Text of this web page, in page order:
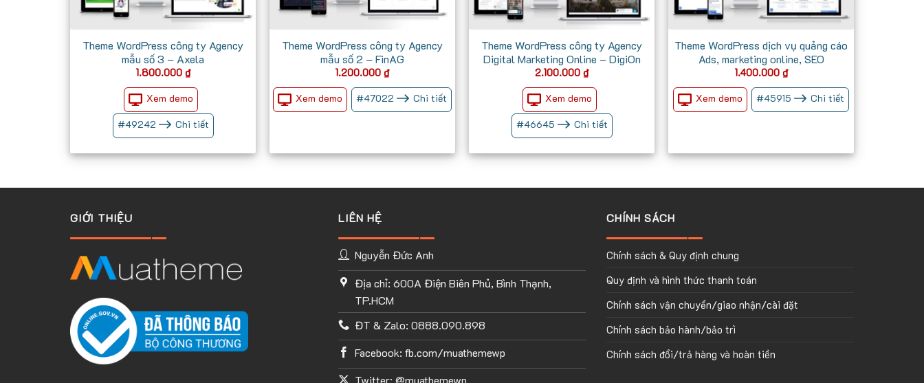
Theme WordPress công ty Agency
mẫu số 3 – Axela
1.800.000 ₫
Xem demo
#49242 Chi tiết
Theme WordPress công ty Agency
mẫu số 2 – FinAG
1.200.000 ₫
Xem demo
#47022 Chi tiết
Theme WordPress công ty Agency
Digital Marketing Online – DigiOn
2.100.000 ₫
Xem demo
#46645 Chi tiết
Theme WordPress dịch vụ quảng cáo
Ads, marketing online, SEO
1.400.000 ₫
Xem demo
#45915 Chi tiết
GIỚI THIỆU LIÊN HỆ
Nguyễn Đức Anh
Địa chỉ: 600A Điện Biên Phủ, Bình Thạnh,
TP.HCM
ĐT & Zalo: 0888.090.898
Facebook: fb.com/muathemewp
CHÍNH SÁCH
Chính sách & Quy định chung
Quy định và hình thức thanh toán
Chính sách vận chuyển/giao nhận/cài đặt
Chính sách bảo hành/bảo trì
Chính sách đổi/trả hàng và hoàn tiền